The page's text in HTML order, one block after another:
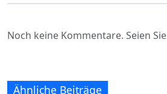
Noch keine Kommentare. Seien
Ähnliche Beiträge